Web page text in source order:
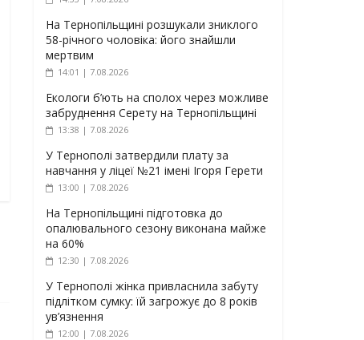
На Тернопільщині розшукали зниклого
58-річного чоловіка: його знайшли
мертвим
14:01 | 7.08.2026
Екологи б’ють на сполох через можливе
забруднення Серету на Тернопільщині
13:38 | 7.08.2026
У Тернополі затвердили плату за
навчання у ліцеї №21 імені Ігоря Герети
13:00 | 7.08.2026
На Тернопільщині підготовка до
опалювального сезону виконана майже
на 60%
12:30 | 7.08.2026
У Тернополі жінка привласнила забуту
підлітком сумку: їй загрожує до 8 років
ув’язнення
12:00 | 7.08.2026